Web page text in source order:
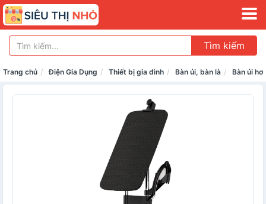
Tìm kiếm
Trang chủ Điện Gia Dụng Thiết bị gia đình Bàn ủi, bàn là Bàn ủi